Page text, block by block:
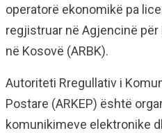
operatorë ekonomikë pa
regjistruar në Agjencinë
në Kosovë (ARBK).
Autoriteti Rregullativ i
Postare (ARKEP) është
komunikimeve elektronike